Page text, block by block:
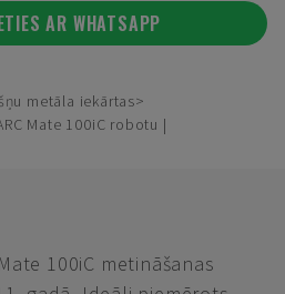
AR WHATSAPP
metāla iekārtas
Mate 100iC robotu |
100iC metināšanas